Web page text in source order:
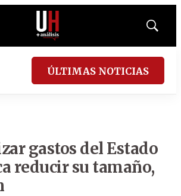
Mostrar
ÚLTIMAS NOTICIAS
gastos del Estado
reducir su tamaño,